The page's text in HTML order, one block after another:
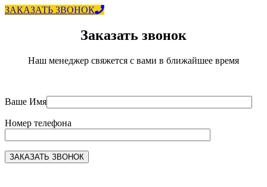
ЗАКАЗАТЬ ЗВОНОК
Заказать звонок
Наш менеджер свяжется с вами в ближайшее время
Ваше Имя
Номер телефона